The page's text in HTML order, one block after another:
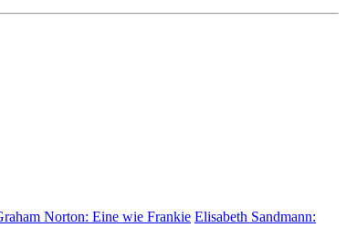
Norton: Eine wie Frankie Elisabeth Sandmann: